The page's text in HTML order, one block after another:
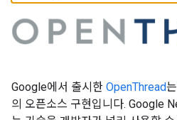
Google에서 출시한 OpenThread는
의 오픈소스 구현입니다. Google